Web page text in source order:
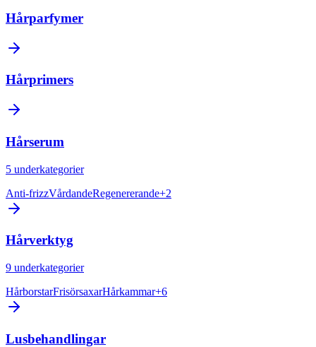
Hårparfymer
Hårprimers
Hårserum
5 underkategorier
Anti-frizzVårdandeRegenererande+2
Hårverktyg
9 underkategorier
HårborstarFrisörsaxarHårkammar+6
Lusbehandlingar